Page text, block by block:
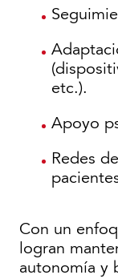
etc.).
Apoyo
Redes
Con un
logran
autonomía y